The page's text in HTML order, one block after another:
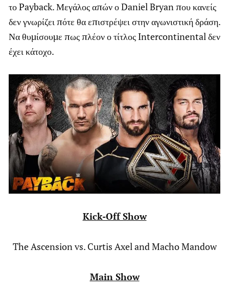
το Payback. Μεγάλος απών ο Daniel Bryan που κανείς
δεν γνωρίζει πότε θα επιστρέψει στην αγωνιστική δράση.
Να θυμίσουμε πως πλέον ο τίτλος Intercontinental δεν
έχει κάτοχο.
Kick-Off Show
The Ascension vs. Curtis Axel and Macho Mandow
Main Show